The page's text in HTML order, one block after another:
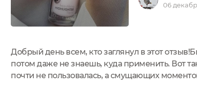
06
Добрый день всем, кто заглянул в этот
потом даже не знаешь, куда применить. Вот
почти не пользовалась, а смущающих